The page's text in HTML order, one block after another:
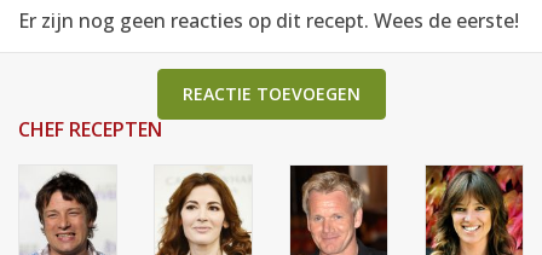
Er zijn nog geen reacties op dit recept. Wees de eerste!
REACTIE TOEVOEGEN
CHEF RECEPTEN